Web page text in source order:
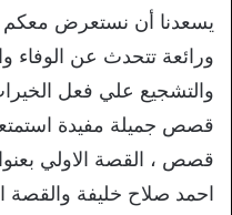
يسعدنا أن نستعرض
ورائعة تتحدث عن الوفاء
والتشجيع علي فعل
قصص جميلة مفيدة
قصص ، القصة الاولي
احمد صلاح خليفة والقصة